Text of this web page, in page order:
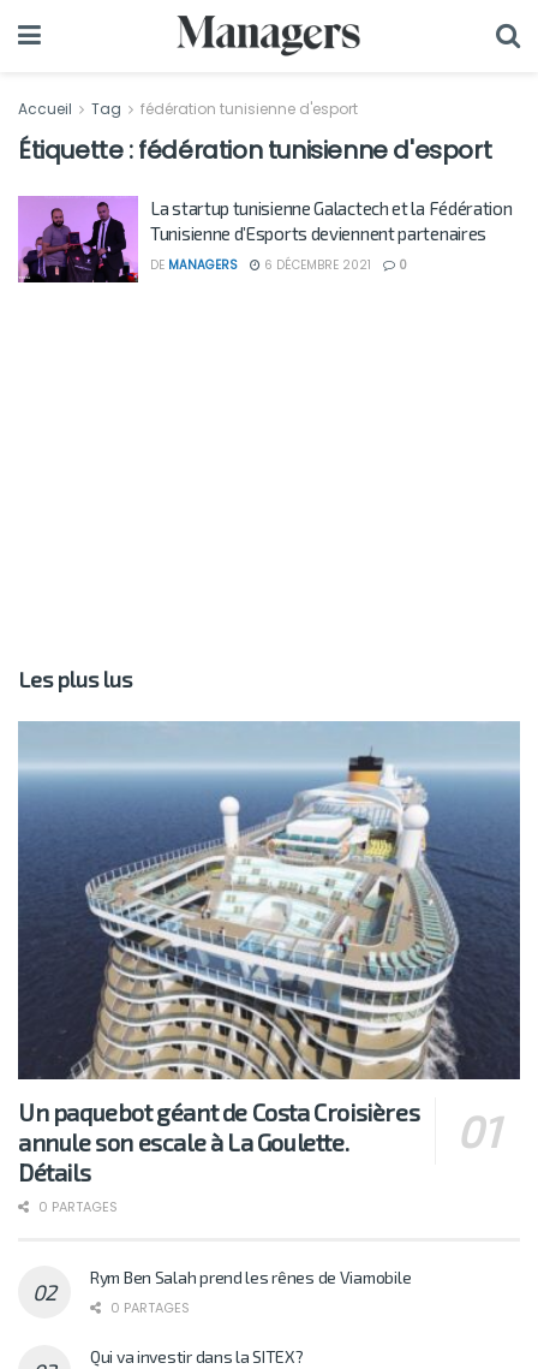
Accueil Tag fédération tunisienne d'esport
Étiquette :fédération tunisienne d'esport
La startup tunisienne Galactech et la Fédération
Tunisienne d’Esports deviennent partenaires
DE MANAGERS 6 DÉCEMBRE 2021 0
Les plus lus
Un paquebot géant de Costa Croisières
annule son escale à La Goulette.
Détails
0 PARTAGES
Rym Ben Salah prend les rênes de Viamobile
0 PARTAGES
Qui va investir dans la SITEX?